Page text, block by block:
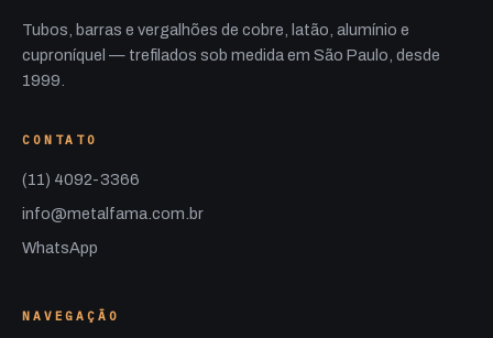
Tubos, barras e vergalhões de cobre, latão, alumínio e
cuproníquel — trefilados sob medida em São Paulo, desde
1999.
CONTATO
(11) 4092-3366
info@metalfama.com.br
WhatsApp
NAVEGAÇÃO